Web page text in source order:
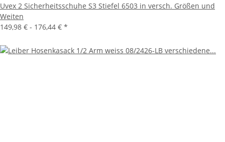
Uvex 2 Sicherheitsschuhe S3 Stiefel 6503 in versch. Größen und
Weiten
149,98 € - 176,44 € *